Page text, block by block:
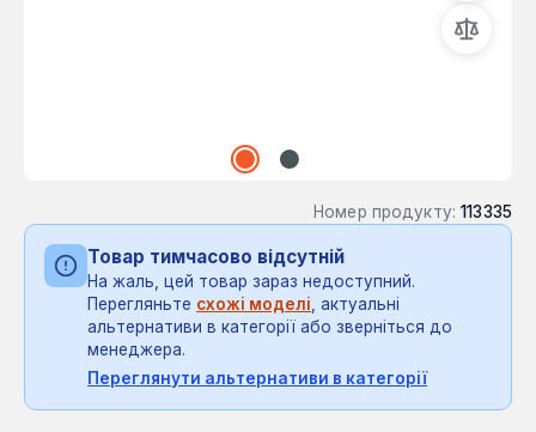
Номер продукту: 113335
Товар тимчасово відсутній
На жаль, цей товар зараз недоступний.
Перегляньте схожі моделі, актуальні
альтернативи в категорії або зверніться до
менеджера.
Переглянути альтернативи в категорії